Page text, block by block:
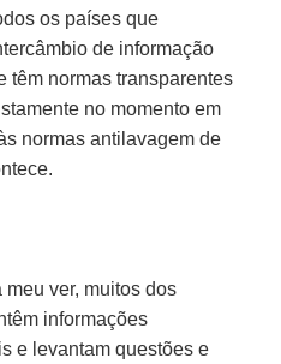
os países que
de informação
têm normas transparentes
no momento em
normas antilavagem de
meu ver, muitos dos
informações
e levantam questões e